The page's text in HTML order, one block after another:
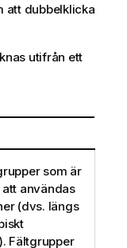
att dubbelklicka
utifrån ett
som är
användas
(dvs. längs
Fältgrupper